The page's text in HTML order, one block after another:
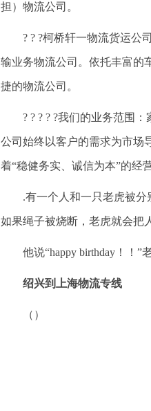
担）物流公司。
? ? ?柯桥轩一物流货运公
输业务物流公司。依托丰富的
捷的物流公司。
? ? ? ? ?我们的业务范围
公司始终以客户的需求为市场
着“稳健务实、诚信为本”的经
.有一个人和一只老虎被
如果绳子被烧断，老虎就会把
他说“happy birthday！！
绍兴到上海物流专线
（）